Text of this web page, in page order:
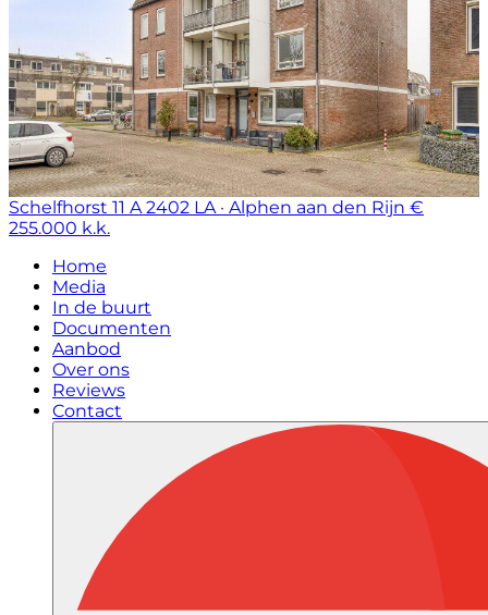
Schelfhorst 11 A 2402 LA · Alphen aan den Rijn €
255.000 k.k.
Home
Media
In de buurt
Documenten
Aanbod
Over ons
Reviews
Contact